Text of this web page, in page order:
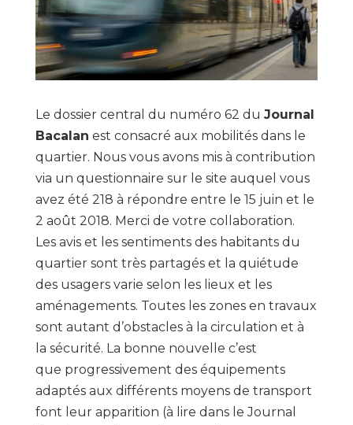
Le dossier central du numéro 62 du Journal
Bacalan est consacré aux mobilités dans le
quartier. Nous vous avons mis à contribution
via un questionnaire sur le site auquel vous
avez été 218 à répondre entre le 15 juin et le
2 août 2018. Merci de votre collaboration.
Les avis et les sentiments des habitants du
quartier sont très partagés et la quiétude
des usagers varie selon les lieux et les
aménagements. Toutes les zones en travaux
sont autant d’obstacles à la circulation et à
la sécurité. La bonne nouvelle c’est
que progressivement des équipements
adaptés aux différents moyens de transport
font leur apparition (à lire dans le Journal